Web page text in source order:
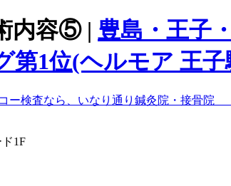
内容⑤ | 豊島・王子
1位(ヘルモア 王子
1F